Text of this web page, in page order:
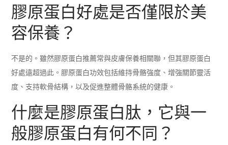
膠原蛋白好處是否僅限於美
容保養？
不是的。雖然膠原蛋白推薦常與皮膚保養相關聯，但其膠原蛋白
好處遠超過此。膠原蛋白功效包括維持骨骼強度、增強關節靈活
度、支持軟骨結構，以及促進整體骨骼系統的健康。
什麼是膠原蛋白肽，它與一
般膠原蛋白有何不同？